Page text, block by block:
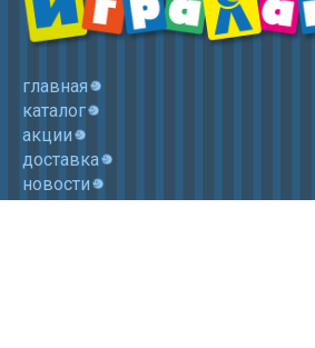
главная
каталог
акции
доставка
новости